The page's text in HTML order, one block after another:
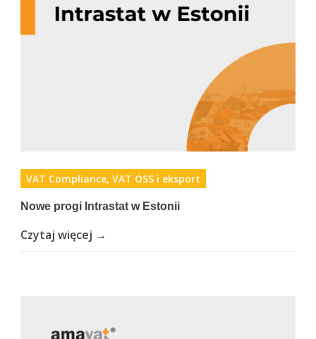
VAT Compliance, VAT OSS i eksport
Nowe progi Intrastat w Estonii
Czytaj więcej →